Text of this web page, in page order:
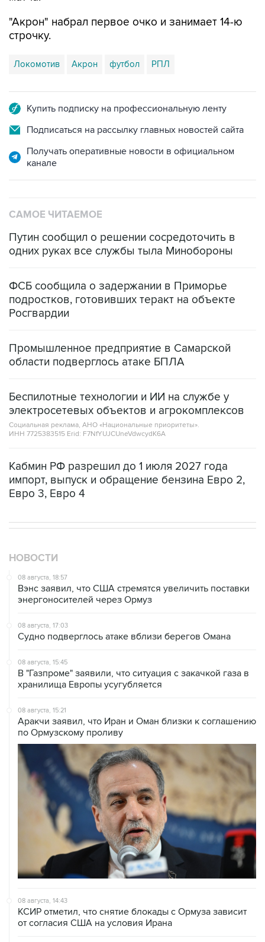
"Акрон" набрал первое очко и занимает 14-ю
строчку.
Локомотив Акрон футбол РПЛ
Купить подписку на профессиональную ленту
Подписаться на рассылку главных новостей сайта
Получать оперативные новости в официальном
канале
САМОЕ ЧИТАЕМОЕ
Путин сообщил о решении сосредоточить в
одних руках все службы тыла Минобороны
ФСБ сообщила о задержании в Приморье
подростков, готовивших теракт на объекте
Росгвардии
Промышленное предприятие в Самарской
области подверглось атаке БПЛА
Беспилотные технологии и ИИ на службе у
электросетевых объектов и агрокомплексов
Социальная реклама, АНО «Национальные приоритеты».
ИНН 7725383515 Erid: F7NfYUJCUneVdwcydK6A
Кабмин РФ разрешил до 1 июля 2027 года
импорт, выпуск и обращение бензина Евро 2,
Евро 3, Евро 4
НОВОСТИ
08 августа, 18:57
Вэнс заявил, что США стремятся увеличить поставки
энергоносителей через Ормуз
08 августа, 17:03
Судно подверглось атаке вблизи берегов Омана
08 августа, 15:45
В "Газпроме" заявили, что ситуация с закачкой газа в
хранилища Европы усугубляется
08 августа, 15:21
Аракчи заявил, что Иран и Оман близки к соглашению
по Ормузскому проливу
08 августа, 14:43
КСИР отметил, что снятие блокады с Ормуза зависит
от согласия США на условия Ирана